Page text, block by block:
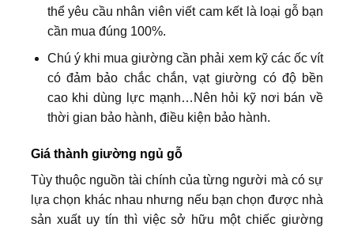
thể yêu cầu nhân viên viết cam kết là loại gỗ bạn
cần mua đúng 100%.
Chú ý khi mua giường cần phải xem kỹ các ốc vít
có đảm bảo chắc chắn, vạt giường có độ bền
cao khi dùng lực mạnh…Nên hỏi kỹ nơi bán về
thời gian bảo hành, điều kiện bảo hành.
Giá thành giường ngủ gỗ
Tùy thuộc nguồn tài chính của từng người mà có sự
lựa chọn khác nhau nhưng nếu bạn chọn được nhà
sản xuất uy tín thì việc sở hữu một chiếc giường